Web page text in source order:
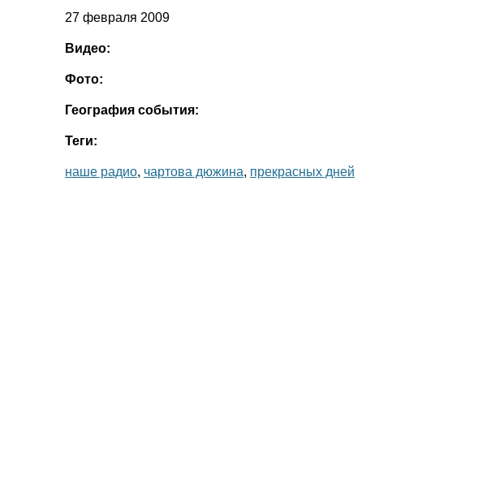
27 февраля 2009
Видео:
Фото:
География события:
Теги:
наше радио, чартова дюжина, прекрасных дней